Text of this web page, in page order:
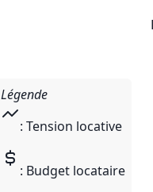
Légende
: Tension locative
: Budget locataire